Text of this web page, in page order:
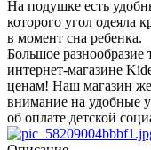
На подушке есть
которого угол одеяла
в момент сна ребенка.
Большое
интернет-магазине
ценам! Наш магазин
внимание на удобные
об оплате детской